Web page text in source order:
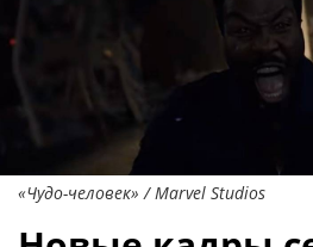
«Чудо-человек» / Marvel Studios